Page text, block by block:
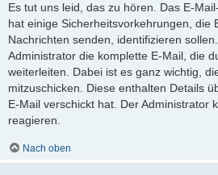
Es tut uns leid, das zu hören. Das E-
hat einige Sicherheitsvorkehrungen, die
Nachrichten senden, identifizieren
Administrator die komplette E-Mail, die
weiterleiten. Dabei ist es ganz wichtig,
mitzuschicken. Diese enthalten Details
E-Mail verschickt hat. Der Administrator
reagieren.
Nach oben